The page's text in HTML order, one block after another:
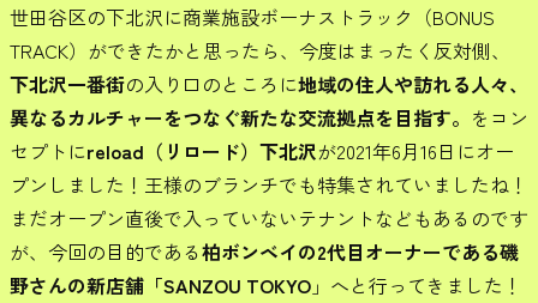
世田谷区の下北沢に商業施設ボーナストラック（BONUS
TRACK）ができたかと思ったら、今度はまったく反対側、
下北沢一番街の入り口のところに地域の住人や訪れる人々、
異なるカルチャーをつなぐ新たな交流拠点を目指す。 をコン
セプトにreload（リロード）下北沢が2021年6月16日にオー
プンしました！王様のブランチでも特集されていましたね！
まだオープン直後で入っていないテナントなどもあるのです
が、今回の目的である柏ボンベイの2代目オーナーである磯
野さんの新店舗「SANZOU TOKYO 」へと行ってきました！